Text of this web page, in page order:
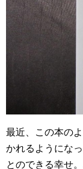
最近、この本の
かれるようにな
とのできる幸せ